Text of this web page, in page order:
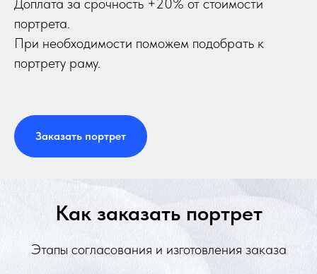
Доплата за срочность +20% от стоимости
портрета.
При необходимости поможем подобрать к
портрету раму.
Заказать портрет
Как заказать портрет
Этапы согласования и изготовления заказа